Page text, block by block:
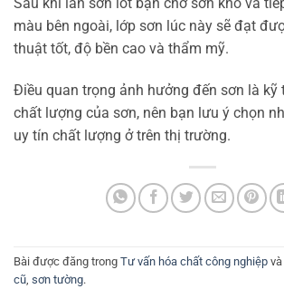
màu bên ngoài, lớp sơn lúc này sẽ đạt
thuật tốt, độ bền cao và thẩm mỹ.
Điều quan trọng ảnh hưởng đến sơn là kỹ
chất lượng của sơn, nên bạn lưu ý chọn
uy tín chất lượng ở trên thị trường.
Bài được đăng trong Tư vấn hóa chất công nghiệp
cũ, sơn tường.